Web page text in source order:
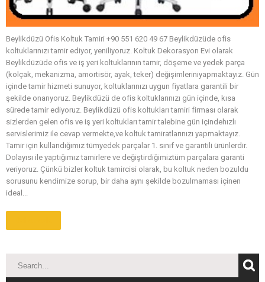
Beylikdüzü Ofis Koltuk Tamiri +90 551 620 49 67 Beylikdüzüde ofis
koltuklarınızı tamir ediyor, yeniliyoruz. Koltuk Dekorasyon Evi olarak
Beylikdüzüde ofis ve iş yeri koltuklarının tamir, döşeme ve yedek parça
(kolçak, mekanizma, amortisör, ayak, teker) değişimleriniyapmaktayız. Gün
içinde tamir hizmeti sunuyor, koltuklarınızı uygun fiyatlara garantili bir
şekilde onarıyoruz. Beylikdüzü de ofis koltuklarınızı gün içinde, kısa
sürede tamir ediyoruz. Beylikdüzü ofis koltukları tamiri firması olarak
sizlerden gelen ofis ve iş yeri koltukları tamir talebine gün içindehızlı
servislerimiz ile cevap vermekte,ve koltuk tamiratlarınızı yapmaktayız.
Tamir için kullandığımız tümyedek parçalar 1. sınıf ve garantili ürünlerdir.
Dolayısı ile yaptığımız tamirlere ve değiştirdiğimiztüm parçalara garanti
veriyoruz. Çünkü bizler koltuk tamircisi olarak, bu koltuk neden bozuldu
sorusunu kendimize sorup, bir daha aynı şekilde bozulmaması içinen
ideal...